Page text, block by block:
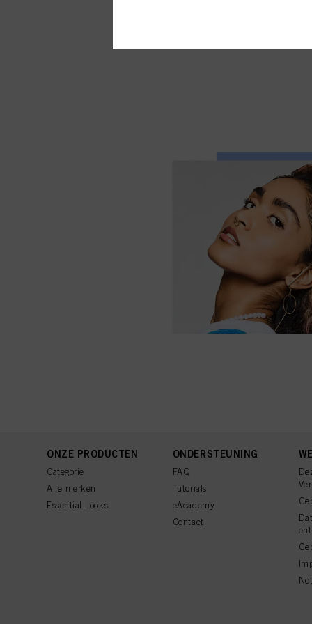
ONZE PRODUCTEN
Categorie
Alle merken
Essential Looks
ONDERSTEUNING
FAQ
Tutorials
eAcademy
Contact
ent